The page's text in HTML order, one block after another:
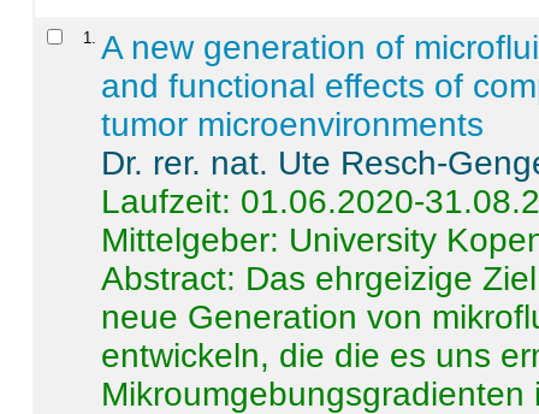
1
A new generation of
and functional effects of
tumor microenvironments
Dr. rer. nat. Ute Resch-
Laufzeit: 01.06.2020-
Mittelgeber: University
Abstract: Das ehrgeizige
neue Generation von
entwickeln, die die es uns
Mikroumgebungsgradienten